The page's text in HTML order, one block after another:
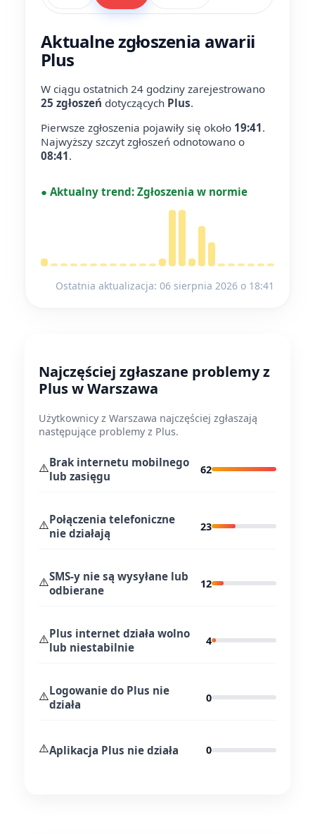
Aktualne zgłoszenia awarii
Plus
W ciągu ostatnich 24 godziny zarejestrowano
25 zgłoszeń dotyczących Plus.
Pierwsze zgłoszenia pojawiły się około 19:41.
Najwyższy szczyt zgłoszeń odnotowano o
08:41.
● Aktualny trend: Zgłoszenia w normie
Ostatnia aktualizacja: 06 sierpnia 2026 o 18:41
Najczęściej zgłaszane problemy z
Plus w Warszawa
Użytkownicy z Warszawa najczęściej zgłaszają
następujące problemy z Plus.
⚠️Brak internetu mobilnego
lub zasięgu
62
⚠️Połączenia telefoniczne
nie działają
23
⚠️SMS-y nie są wysyłane lub
odbierane
12
⚠️Plus internet działa wolno
lub niestabilnie
4
⚠️Logowanie do Plus nie
działa
0
⚠️Aplikacja Plus nie działa 0